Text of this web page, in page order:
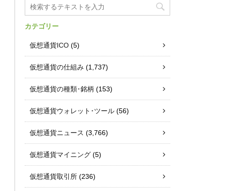
カテゴリー
仮想通貨ICO (5)
仮想通貨の仕組み (1,737)
仮想通貨の種類･銘柄 (153)
仮想通貨ウォレット･ツール (56)
仮想通貨ニュース (3,766)
仮想通貨マイニング (5)
仮想通貨取引所 (236)